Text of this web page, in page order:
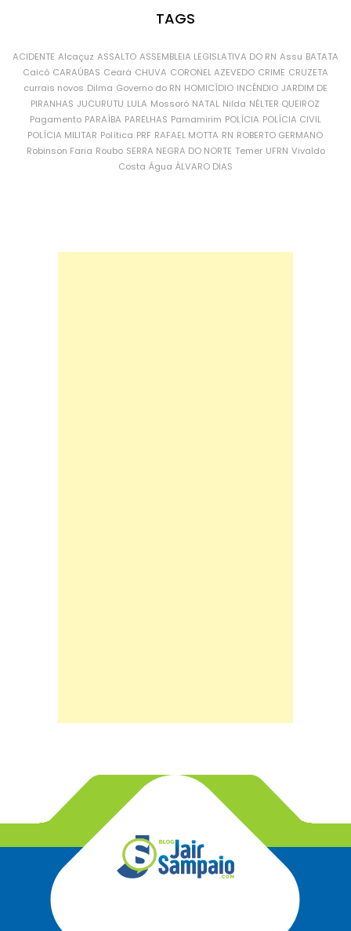
TAGS
ACIDENTE Alcaçuz ASSALTO ASSEMBLEIA LEGISLATIVA DO RN Assu BATATA
Caicó CARAÚBAS Ceará CHUVA CORONEL AZEVEDO CRIME CRUZETA
currais novos Dilma Governo do RN HOMICÍDIO INCÊNDIO JARDIM DE
PIRANHAS JUCURUTU LULA Mossoró NATAL Nilda NÉLTER QUEIROZ
Pagamento PARAÍBA PARELHAS Parnamirim POLÍCIA POLÍCIA CIVIL
POLÍCIA MILITAR Política PRF RAFAEL MOTTA RN ROBERTO GERMANO
Robinson Faria Roubo SERRA NEGRA DO NORTE Temer UFRN Vivaldo
Costa Água ÁLVARO DIAS